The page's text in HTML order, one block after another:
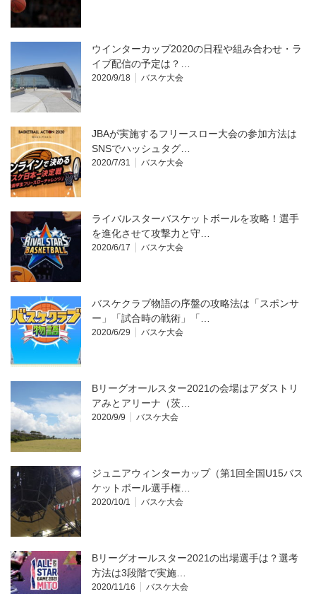
ウインターカップ2020の日程や組み合わせ・ラ
イブ配信の予定は？…
2020/9/18 バスケ大会
JBAが実施するフリースロー大会の参加方法は
SNSでハッシュタグ…
2020/7/31 バスケ大会
ライバルスターバスケットボールを攻略！選手
を進化させて攻撃力と守…
2020/6/17 バスケ大会
バスケクラブ物語の序盤の攻略法は「スポンサ
ー」「試合時の戦術」「…
2020/6/29 バスケ大会
Bリーグオールスター2021の会場はアダストリ
アみとアリーナ（茨…
2020/9/9 バスケ大会
ジュニアウィンターカップ（第1回全国U15バス
ケットボール選手権…
2020/10/1 バスケ大会
Bリーグオールスター2021の出場選手は？選考
方法は3段階で実施…
2020/11/16 バスケ大会